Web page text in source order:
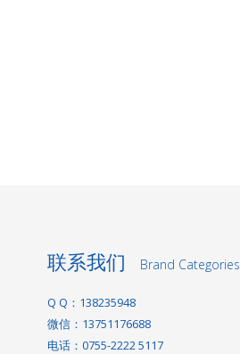
联系我们 Brand Categories
Q Q：138235948
微信：13751176688
电话：0755-2222 5117